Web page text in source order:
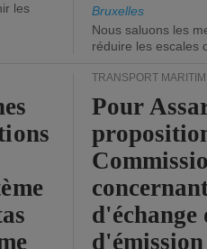
les
Bruxelles
Nous saluons les
réduire les escales
TRANSPORT
Pour
d'échange